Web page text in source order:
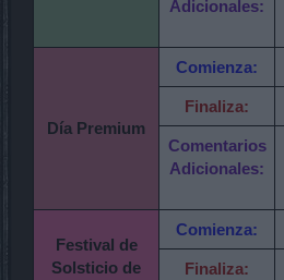
Adicionales:
Día Premium
Comienza:
Finaliza:
Comentarios
Adicionales:
Festival de
Solsticio de
Comienza:
Finaliza: